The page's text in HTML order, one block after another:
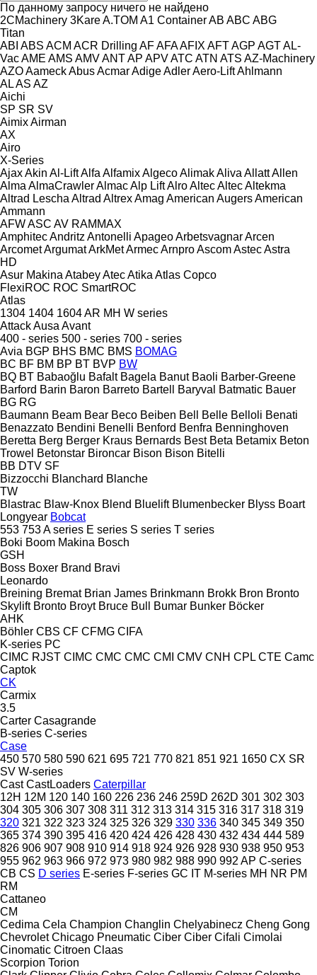
По данному запросу ничего не найдено
2CMachinery 3KareA.TOM A1 ContainerAB ABC ABG
Titan
ABI ABS ACM ACR Drilling AFAFAAFIX AFTAGP AGTAL-
VacAME AMS AMVANTAP APVATC ATN ATS AZ-Machinery
AZOAameckAbusAcmarAdigeAdlerAero-LiftAhlmann
ALAS AZ
Aichi
SP SR SV
AimixAirman
AX
Airo
X-Series
AjaxAkin Al-LiftAlfa AlfamixAlgecoAlimakAliva AllattAllen
Alma AlmaCrawlerAlmacAlp LiftAlroAltecAltecAltekma
Altrad Lescha Altrad AltrexAmag American AugersAmerican
Ammann
AFWASC AV RAMMAX
AmphitecAndritz Antonelli ApageoArbetsvagnarArcen
ArcometArgumatArkMetArmecArnproAscomAstecAstra
HD
Asur Makina AtabeyAtecAtika Atlas Copco
FlexiROC ROC SmartROC
Atlas
1304 1404 1604AR MH W series
AttackAusa Avant
400 - series 500 - series 700 - series
Avia BGP BHS BMC BMS BOMAG
BC BF BM BP BT BVP BW
BQ BT Babaoğlu Bafalt Bagela Banut Baoli Barber-Greene
Barford Barin Baron Barreto Bartell Baryval Batmatic Bauer
BG RG
Baumann Beam Bear Beco Beiben Bell Belle Belloli Benati
Benazzato Bendini Benelli Benford Benfra Benninghoven
Beretta Berg Berger Kraus Bernards Best Beta Betamix Beton
Trowel Betonstar Bironcar Bison Bison Bitelli
BB DTV SF
Bizzocchi Blanchard Blanche
TW
Blastrac Blaw-Knox Blend Bluelift Blumenbecker Blyss Boart
Longyear Bobcat
553 753A series E series S series T series
Boki Boom Makina Bosch
GSH
Boss Boxer Brand Bravi
Leonardo
Breining Bremat Brian James Brinkmann Brokk Bron Bronto
Skylift Bronto Broyt Bruce Bull Bumar Bunker Böcker
AHK
Böhler CBS CF CFMG CIFA
K-series PC
CIMC RJST CIMC CMC CMC CMI CMV CNH CPL CTE Camc
Captok
CK
Carmix
3.5
Carter Casagrande
B-series C-series
Case
450 570 580 590 621 695 721 770 821 851 921 1650 CX SR
SV W-series
Cast CastLoaders Caterpillar
12H 12M 120 140 160 226 236 246 259D 262D 301 302 303
304 305 306 307 308 311 312 313 314 315 316 317 318 319
320 321 322 323 324 325 326 329 330 336 340 345 349 350
365 374 390 395 416 420 424 426 428 430 432 434 444 589
826 906 907 908 910 914 918 924 926 928 930 938 950 953
955 962 963 966 972 973 980 982 988 990 992 AP C-series
CB CS D series E-series F-series GC IT M-series MH NR PM
RM
Cattaneo
CM
Cedima Cela Champion Changlin Chelyabinecz Cheng Gong
Chevrolet Chicago Pneumatic Ciber Ciber Cifali Cimolai
Cinomatic Citroen Claas
Scorpion Torion